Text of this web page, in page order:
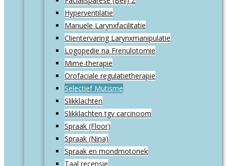
Hyperventilatie
Manuele Larynxfacilitatie
Clientervaring Larynxmanipulatie
Logopedie na Frenulotomie
Mime-therapie
Orofaciale regulatietherapie
Selectief Mutisme
Slikklachten
Slikklachten tgv carcinoom
Spraak (Floor)
Spraak (Nina)
Spraak en mondmotoriek
Taal recensie